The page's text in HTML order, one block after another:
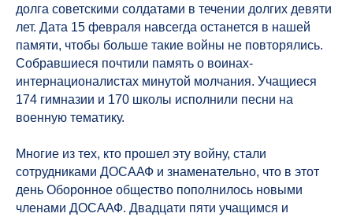
долга советскими солдатами в течении долгих девяти
лет. Дата 15 февраля навсегда останется в нашей
памяти, чтобы больше такие войны не повторялись.
Собравшиеся почтили память о воинах-
интернационалистах минутой молчания. Учащиеся
174 гимназии и 170 школы исполнили песни на
военную тематику.
Многие из тех, кто прошел эту войну, стали
сотрудниками ДОСААФ и знаменательно, что в этот
день Оборонное общество пополнилось новыми
членами ДОСААФ. Двадцати пяти учащимся и